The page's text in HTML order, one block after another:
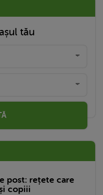
tău
post: rețete care
copiii